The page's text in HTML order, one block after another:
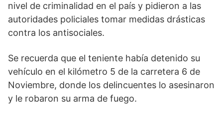
nivel de criminalidad en el país y pidieron a las
autoridades policiales tomar medidas drásticas
contra los antisociales.
Se recuerda que el teniente había detenido su
vehículo en el kilómetro 5 de la carretera 6 de
Noviembre, donde los delincuentes lo asesinaron
y le robaron su arma de fuego.